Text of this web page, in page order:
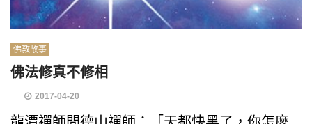
佛教故事
佛法修真不修相
2017-04-20